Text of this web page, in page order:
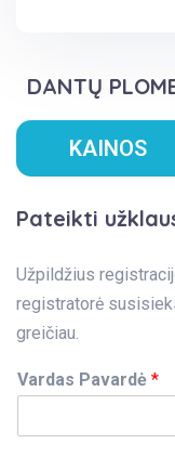
DANTŲ
KAINOS
Pateikti
Užpildžius
registratorė
greičiau.
Vardas Pavardė *